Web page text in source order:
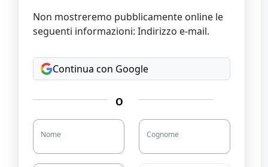
Non mostreremo pubblicamente online le
seguenti informazioni: Indirizzo e-mail.
Continua con Google
O
Nome Cognome